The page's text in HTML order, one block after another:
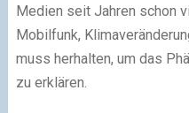
Medien seit Jahren schon
Mobilfunk,
muss herhalten, um das
zu erklären.